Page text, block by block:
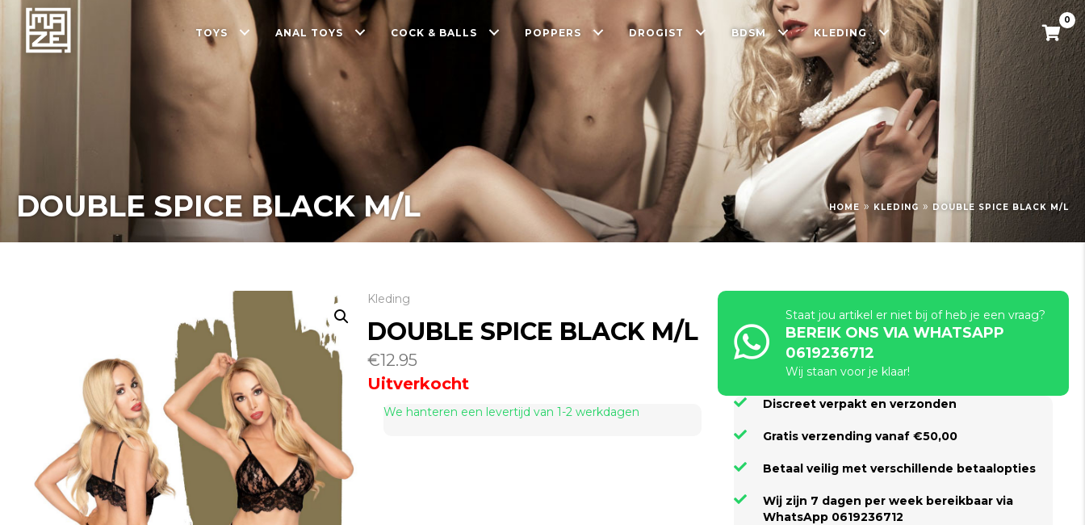
TOYS ANAL TOYS COCK & BALLS POPPERS DROGIST BDSM KLEDING
0
DOUBLE SPICE BLACK M/L HOME » KLEDING » DOUBLE SPICE BLACK M/L
Kleding
DOUBLE SPICE BLACK M/L
€12.95
Uitverkocht
We hanteren een levertijd van 1-2 werkdagen
Staat jou artikel er niet bij of heb je een vraag?
BEREIK ONS VIA WHATSAPP
0619236712
Wij staan voor je klaar!
Discreet verpakt en verzonden
Gratis verzending vanaf €50,00
Betaal veilig met verschillende betaalopties
Wij zijn 7 dagen per week bereikbaar via
WhatsApp 0619236712